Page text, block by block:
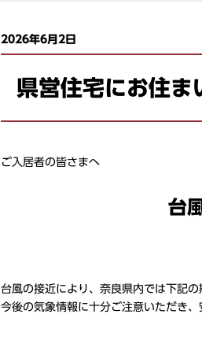
2026年6月2日
県営住宅にお住ま
ご入居者の皆さまへ
台
台風の接近により、奈良県内では下記
今後の気象情報に十分ご注意いただき